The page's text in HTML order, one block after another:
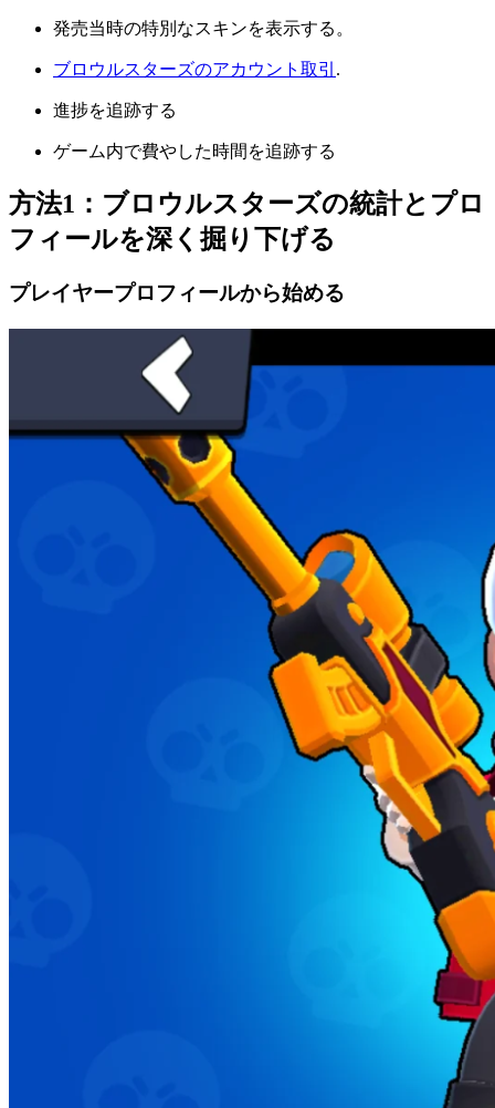
発売当時の特別なスキンを表示する。
ブロウルスターズのアカウント取引 .
進捗を追跡する
ゲーム内で費やした時間を追跡する
方法1：ブロウルスターズの統計とプロ
フィールを深く掘り下げる
プレイヤープロフィールから始める